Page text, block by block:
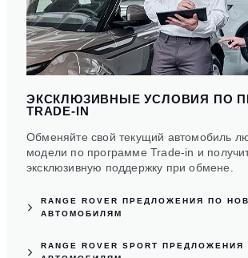
ЭКСКЛЮЗИВНЫЕ УСЛОВИЯ ПО
TRADE-IN
Обменяйте свой текущий автомобиль
модели пo программе Trade-in и
эксклюзивную поддержку при обмене.
RANGE ROVER ПРЕДЛОЖЕНИЯ ПО
АВТОМОБИЛЯМ
RANGE ROVER SPORT